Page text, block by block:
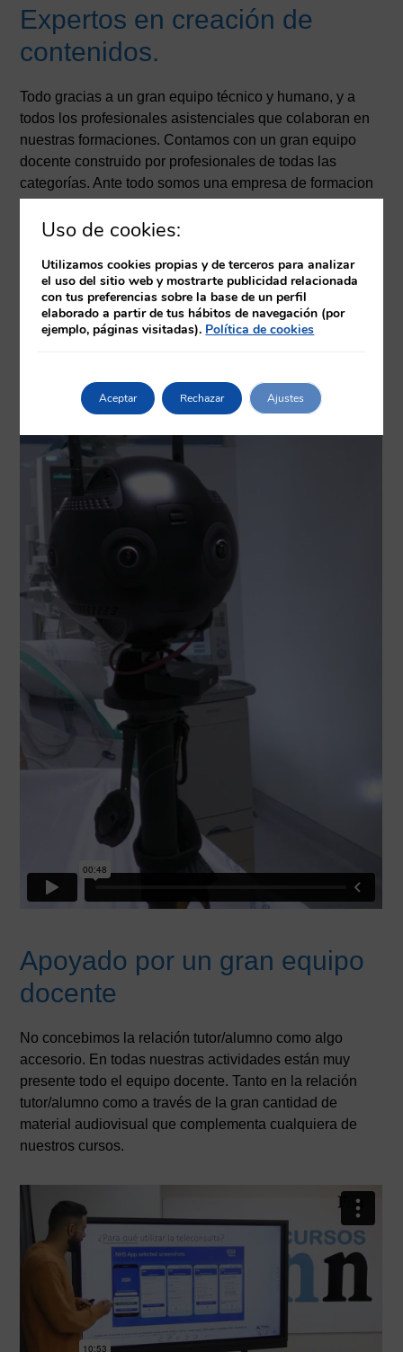
Expertos en creación de
contenidos.
Todo gracias a un gran equipo técnico y humano, y a
todos los profesionales asistenciales que colaboran en
nuestras formaciones. Contamos con un gran equipo
docente construido por profesionales de todas las
categorías. Ante todo somos una empresa de formacion
recorrido en la asistencia y la docencia.
Apoyado por un gran equipo
docente
No concebimos la relación tutor/alumno como algo
accesorio. En todas nuestras actividades están muy
presente todo el equipo docente. Tanto en la relación
tutor/alumno como a través de la gran cantidad de
material audiovisual que complementa cualquiera de
nuestros cursos.
Uso de cookies:
Utilizamos cookies propias y de terceros para analizar
el uso del sitio web y mostrarte publicidad relacionada
con tus preferencias sobre la base de un perfil
elaborado a partir de tus hábitos de navegación (por
ejemplo, páginas visitadas). Política de cookies
Aceptar Rechazar Ajustes